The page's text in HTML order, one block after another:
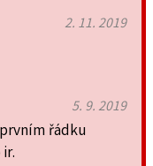
2. 11. 2019
5. 9. 2019
řádku